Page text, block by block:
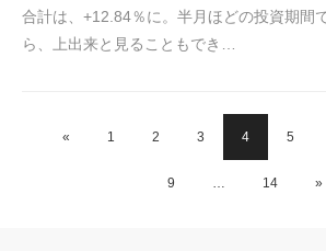
合計は、+12.84％に。半月ほどの投資期間
ら、上出来と見ることもでき…
« 1 2 3 4 5
9 … 14 »